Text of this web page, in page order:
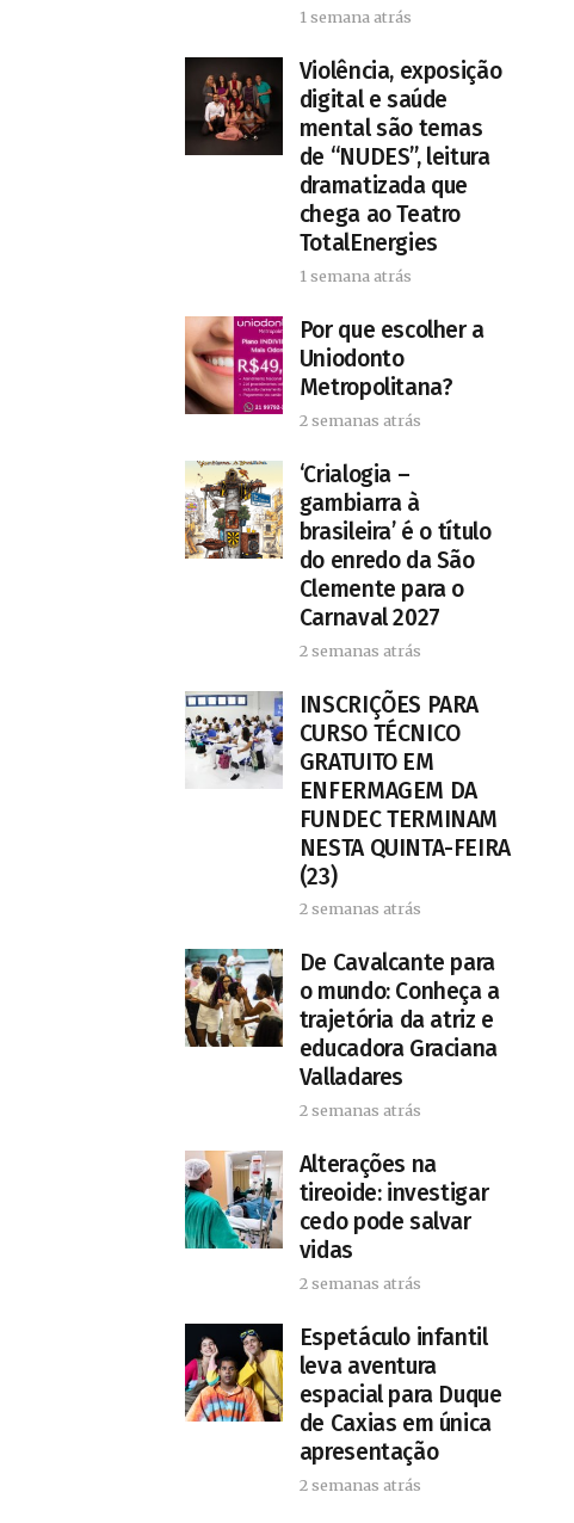
1 semana atrás
Violência, exposição
digital e saúde
mental são temas
de “NUDES”, leitura
dramatizada que
chega ao Teatro
TotalEnergies
1 semana atrás
Por que escolher a
Uniodonto
Metropolitana?
2 semanas atrás
‘Crialogia –
gambiarra à
brasileira’ é o título
do enredo da São
Clemente para o
Carnaval 2027
2 semanas atrás
INSCRIÇÕES PARA
CURSO TÉCNICO
GRATUITO EM
ENFERMAGEM DA
FUNDEC TERMINAM
NESTA QUINTA-FEIRA
(23)
2 semanas atrás
De Cavalcante para
o mundo: Conheça a
trajetória da atriz e
educadora Graciana
Valladares
2 semanas atrás
Alterações na
tireoide: investigar
cedo pode salvar
vidas
2 semanas atrás
​Espetáculo infantil
leva aventura
espacial para Duque
de Caxias em única
apresentação
2 semanas atrás